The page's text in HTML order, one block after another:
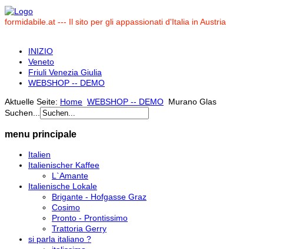
formidabile.at --- Il sito per gli appassionati d'Italia in Austria
INIZIO
Veneto
Friuli Venezia Giulia
WEBSHOP -- DEMO
Aktuelle Seite: Home WEBSHOP -- DEMO Murano Glas
Suchen...
menu principale
Italien
Italienischer Kaffee
L`Amante
Italienische Lokale
Brigante - Hofgasse Graz
Cosimo
Pronto - Prontissimo
Trattoria Gerry
si parla italiano ?